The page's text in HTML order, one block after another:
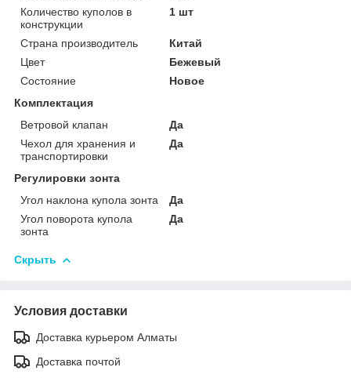
Количество куполов в
конструкции
1 шт
Страна производитель
Китай
Цвет
Бежевый
Состояние
Новое
Комплектация
Ветровой клапан
Да
Чехол для хранения и
транспортировки
Да
Регулировки зонта
Угол наклона купола зонта
Да
Угол поворота купола
зонта
Да
Скрыть
Условия доставки
Доставка курьером Алматы
Доставка почтой